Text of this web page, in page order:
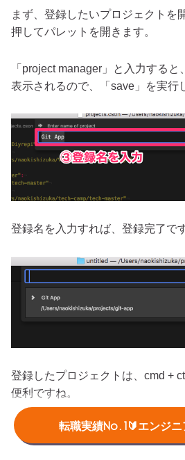
転職実績No.1🔰エンジ
まず、登録したいプロジェクトを
押してパレットを開きます。
「project manager」と入力する
表示されるので、「save」を実行
登録名を入力すれば、登録完了です
登録したプロジェクトは、cmd +
便利ですね。
highlight-selected